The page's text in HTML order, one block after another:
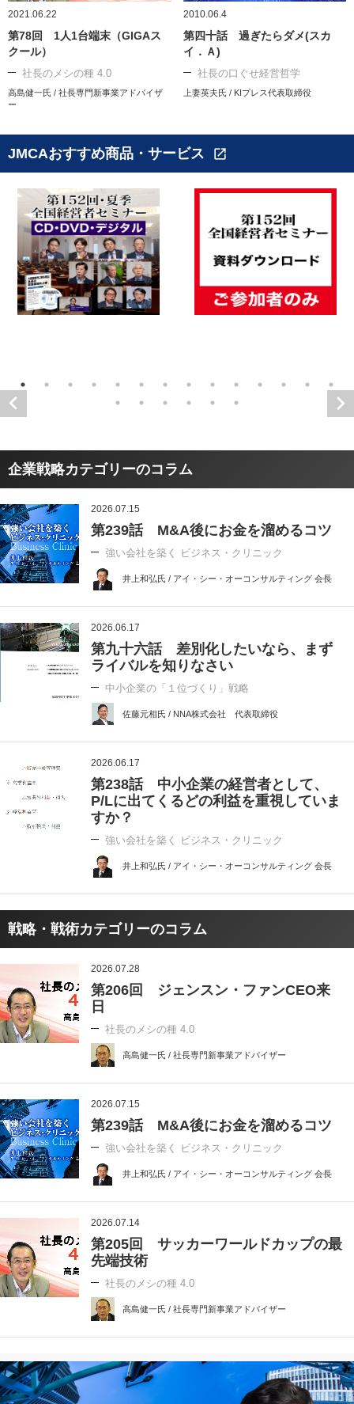
2021.06.22
第78回 1人1台端末（GIGAス
クール）
社長のメシの種 4.0
高島健一氏 / 社長専門新事業アドバイザ
ー
2010.06.4
第四十話 過ぎたらダメ(スカ
イ．Ａ)
社長の口ぐせ経営哲学
上妻英夫氏 / KIプレス代表取締役
JMCAおすすめ商品・サービス open_in_new
企業戦略カテゴリーのコラム
2026.07.15
第239話 M&A後にお金を溜めるコツ
強い会社を築く ビジネス・クリニック
井上和弘氏 / アイ・シー・オーコンサルティング 会長
2026.06.17
第九十六話 差別化したいなら、まず
ライバルを知りなさい
中小企業の「１位づくり」戦略
佐藤元相氏 / NNA株式会社 代表取締役
2026.06.17
第238話 中小企業の経営者として、
P/Lに出てくるどの利益を重視していま
すか？
強い会社を築く ビジネス・クリニック
井上和弘氏 / アイ・シー・オーコンサルティング 会長
戦略・戦術カテゴリーのコラム
2026.07.28
第206回 ジェンスン・ファンCEO来
日
社長のメシの種 4.0
高島健一氏 / 社長専門新事業アドバイザー
2026.07.15
第239話 M&A後にお金を溜めるコツ
強い会社を築く ビジネス・クリニック
井上和弘氏 / アイ・シー・オーコンサルティング 会長
2026.07.14
第205回 サッカーワールドカップの最
先端技術
社長のメシの種 4.0
高島健一氏 / 社長専門新事業アドバイザー